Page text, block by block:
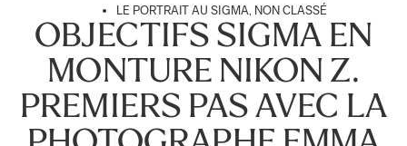
LE PORTRAIT AU SIGMA, NON CLASSÉ
OBJECTIFS SIGMA EN
MONTURE NIKON Z.
PREMIERS PAS AVEC LA